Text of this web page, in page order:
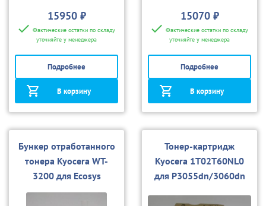
15950 ₽
Фактические остатки по складу
уточняйте у менеджера
Подробнее
В корзину
15070 ₽
Фактические остатки по складу
уточняйте у менеджера
Подробнее
В корзину
Бункер отработанного
тонера Kyocera WT-
3200 для Ecosys
P3045dn/3050dn/3055
Тонер-картридж
Kyocera 1T02T60NL0
для P3055dn/3060dn